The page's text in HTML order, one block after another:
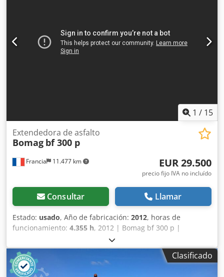
Dodsy Iz A Aspfx Al Rjck Tipología: Ligera Anchura de
tambor: 1.200 mm Diámetro de tambor: 700 mm
Capacidad de depósito: 35 l CE
1 / 15
Francia 11.477 km
Extendedora de asfalto
Bomag bf 300 p
EUR 29.500
precio fijo IVA no incluído
Consultar Llamar
Estado: usado, Año de fabricación: 2012, horas de
funcionamiento: 4.355 h, 2012 | Bomag bf 300 p |
Pavimentadora de asfalto usada | 4355 horas 📍Ubicación:
Francia 🚛 Entrega disponible en su destino: ¡Utilice
nuestra calculadora de envío para estimar los costos de
transporte! 💰 Compre ahora por 29 500 EUR o haga una
Clasificado